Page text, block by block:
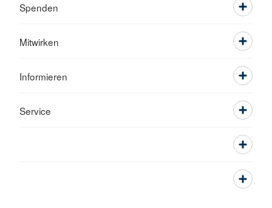
Spenden
Mitwirken
Informieren
Service